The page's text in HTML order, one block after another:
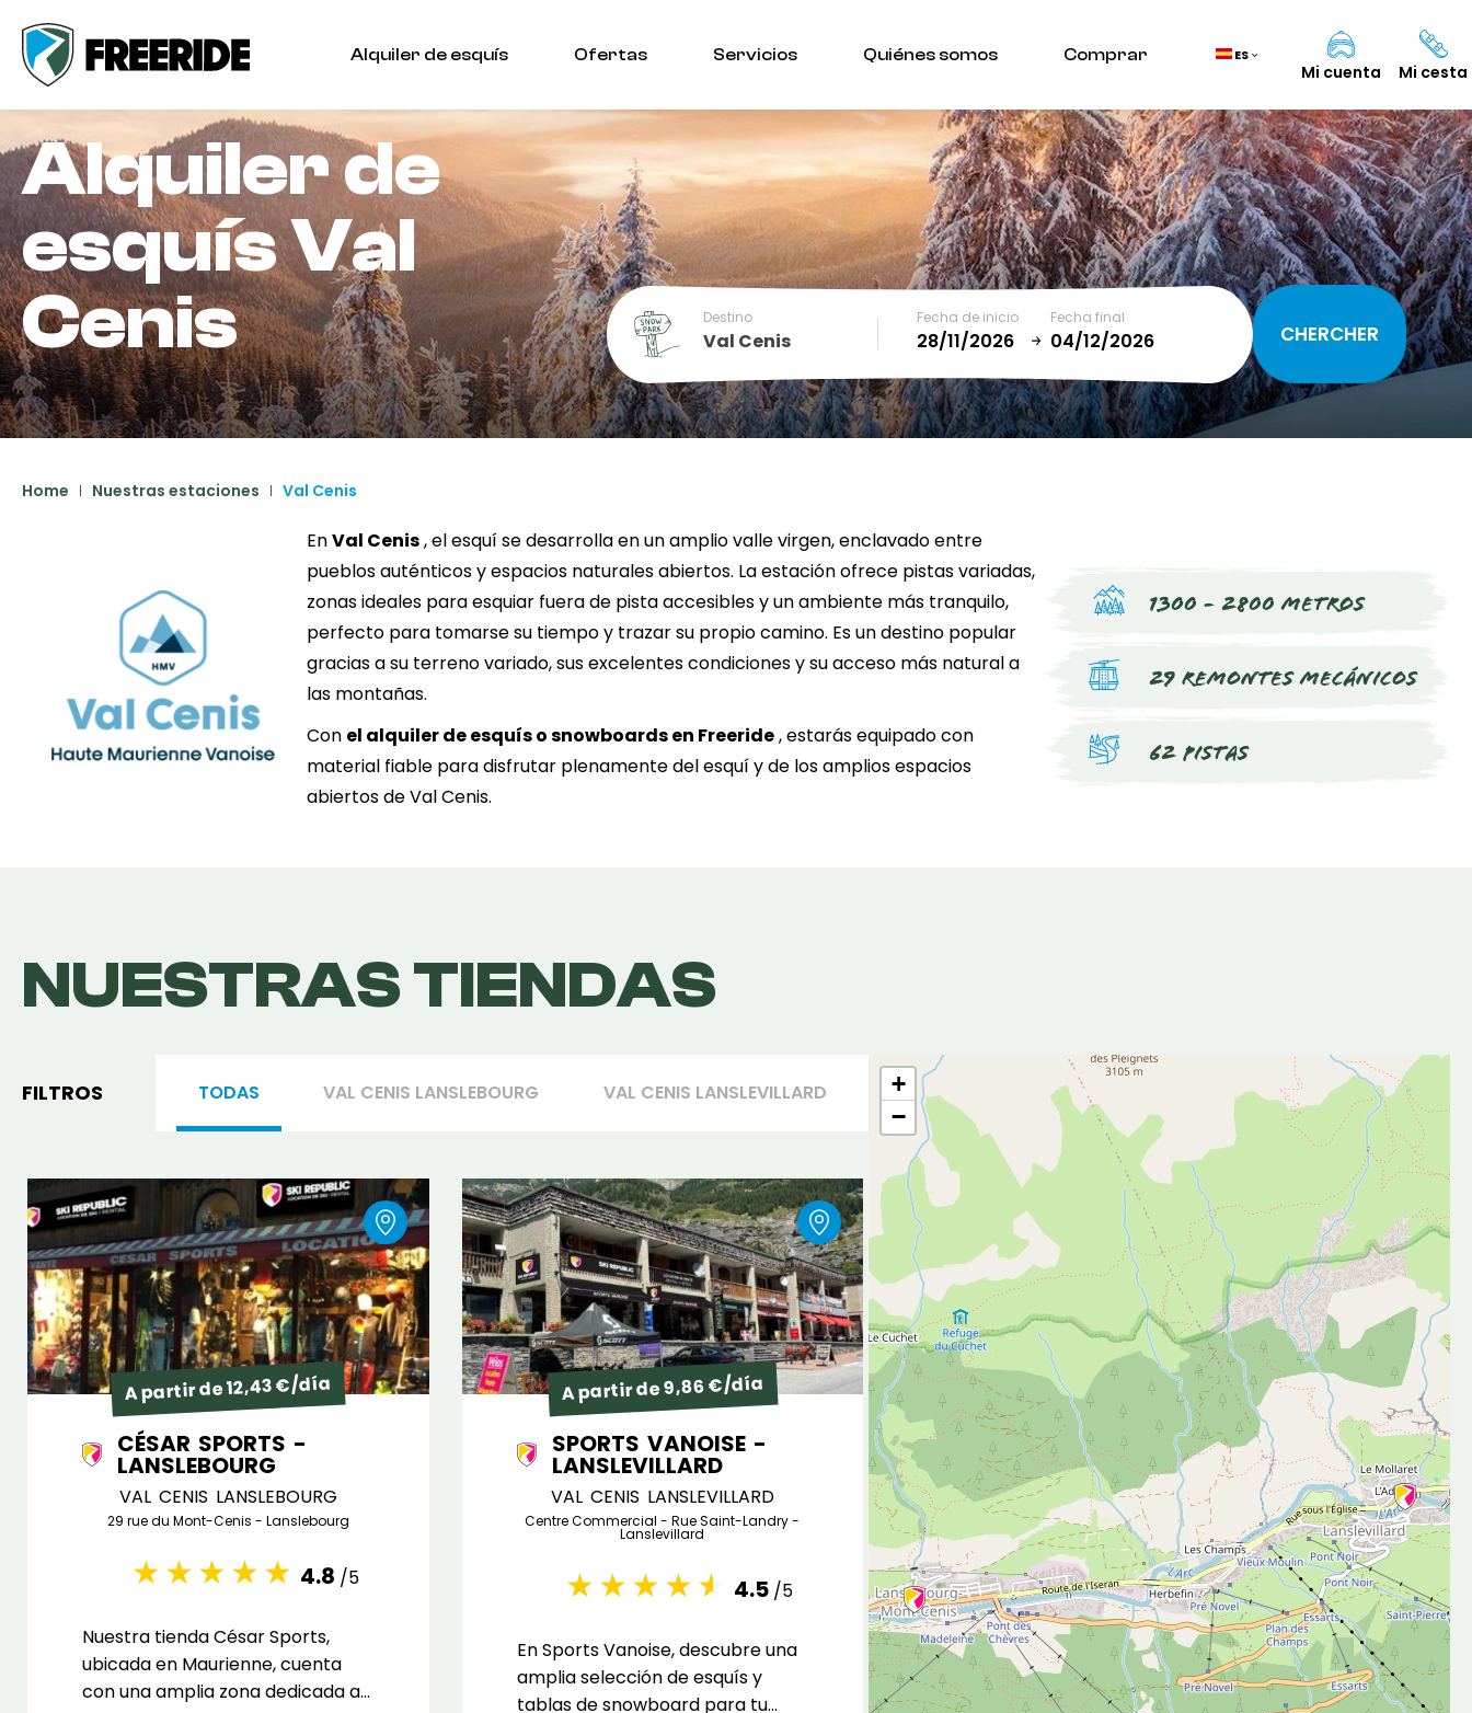
Alquiler de esquís Ofertas Servicios Quiénes somos Comprar ES
Mi cuenta Mi cesta
Cesta (0)
TOTAL 0,00 €
VER CESTA
Alquiler de
esquísVal
Cenis
Destino
Val Cenis
Fecha de inicio Fecha final
December January
SUN MON TUE WED THU FRI SAT SUN MON TUE WED
13 14 15 16 17 18 19
26
27 28 29 30 31
10
19 20 21 22 23
25 26
Home Nuestras estaciones Val Cenis
EnVal Cenis, el esquí se desarrolla en un amplio valle virgen, enclavado entre
pueblos auténticos y espacios naturales abiertos. La estación ofrece pistas variadas,
zonas ideales para esquiar fuera de pista accesibles y un ambiente más tranquilo,
perfecto para tomarse su tiempo y trazar su propio camino. Es un destino popular
gracias a su terreno variado, sus excelentes condiciones y su acceso más natural a
las montañas.
Con el alquiler de esquís o snowboards en Freeride, estarás equipado con
material fiable para disfrutar plenamente del esquí y de los amplios espacios
abiertos de Val Cenis.
1300 - 2800 metros
29 remontes mecánicos
62 pistas
NUESTRAS TIENDAS
FILTROS TODAS VAL CENIS LANSLEBOURG VAL CENIS LANSLEVILLARD
A partir de 12,43 €/día
CÉSAR SPORTS -
LANSLEBOURG
VAL CENIS LANSLEBOURG
29 rue du Mont-Cenis - Lanslebourg
4.8 /5
Nuestra tienda César Sports,
ubicada en Maurienne, cuenta
con una amplia zona dedicada al
A partir de 9,86 €/día
SPORTS VANOISE -
LANSLEVILLARD
VAL CENIS LANSLEVILLARD
Centre Commercial - Rue Saint-Landry -
Lanslevillard
4.5 /5
En Sports Vanoise, descubre una
amplia selección de esquís y
tablas de snowboard para tu
+
−